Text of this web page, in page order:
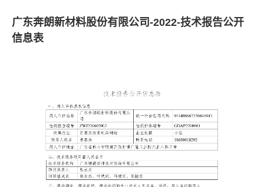
广东奔朗新材料股份有限公司-2022-技术报告公开
信息表